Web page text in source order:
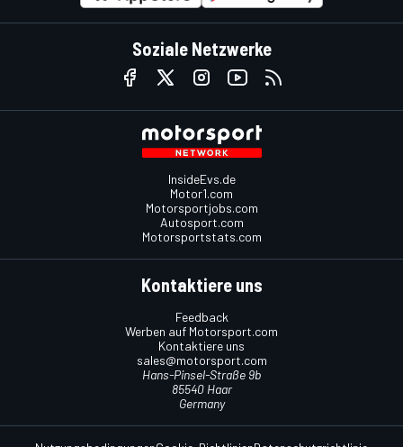
Soziale Netzwerke
InsideEvs.de
Motor1.com
Motorsportjobs.com
Autosport.com
Motorsportstats.com
Kontaktiere uns
Feedback
Werben auf Motorsport.com
Kontaktiere uns
sales@motorsport.com
Hans-Pinsel-Straße 9b
85540 Haar
Germany